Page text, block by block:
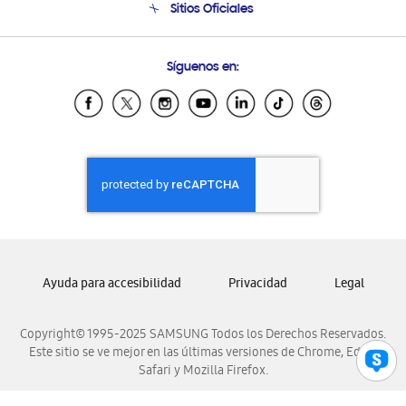
Soporte vía eMail
Sitios Oficiales
Samsung Ecuador
Samsung El Salvador
Samsung Honduras
Samsung Nicaragua
Samsung Panamá
Samsung Venezuela
Síguenos en:
Copyright© 1995-2025 SAMSUNG Todos los Derechos Reservados.
Este sitio se ve mejor en las últimas versiones de Chrome, Edge,
Safari y Mozilla Firefox.
Ayuda para accesibilidad Privacidad Legal